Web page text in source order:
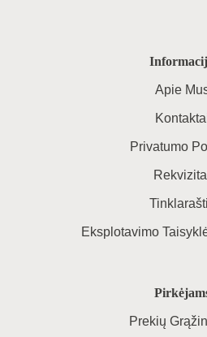
Apie
Privatumo
Eksplotavimo
Prekių